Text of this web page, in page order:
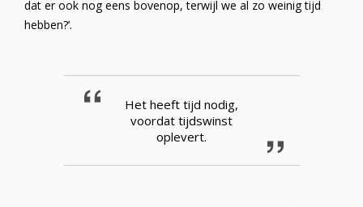
dat er ook nog eens bovenop, terwijl we al zo weinig tijd
hebben?’.
Het heeft tijd nodig,
voordat tijdswinst
oplevert.